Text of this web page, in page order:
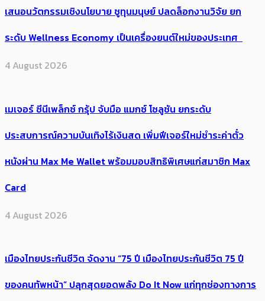
เสนอนวัตกรรมเชิงนโยบาย ชูทุนมนุษย์ ปลดล็อกงานวิจัย ยก
ระดับ Wellness Economy เป็นเครื่องยนต์ใหม่ของประเทศ
4 August 2026
เมเจอร์ ซีนีเพล็กซ์ กรุ้ป จับมือ แมกซ์ โซลูชัน ยกระดับ
ประสบการณ์ความบันเทิงไร้เงินสด เพิ่มฟีเจอร์ใหม่ชำระค่าตั๋ว
หนังผ่าน Max Me Wallet พร้อมมอบสิทธิพิเศษแก่สมาชิก Max
Card
4 August 2026
เมืองไทยประกันชีวิต จัดงาน “75 ปี เมืองไทยประกันชีวิต 75 ปี
ของคนทัพหน้า” ปลุกสุดยอดพลัง Do It Now แก่ทุกช่องทางการ